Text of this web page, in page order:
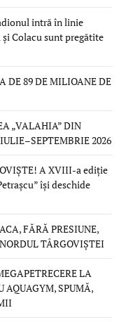
intră în linie
Colacu sunt pregătite
DE 89 DE MILIOANE DE
„VALAHIA” DIN
2026
A XVIII-a ediție
își deschide
FĂRĂ PRESIUNE,
TÂRGOVIȘTEI
LA
AQUAGYM, SPUMĂ,